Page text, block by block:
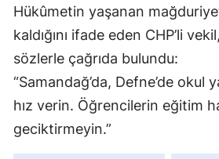
Hükûmetin yaşanan
kaldığını ifade eden CHP’li
sözlerle çağrıda bulundu:
“Samandağ’da, Defne’de okul
hız verin. Öğrencilerin eğitim
geciktirmeyin.”